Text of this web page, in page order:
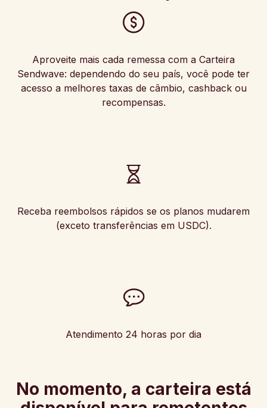
Aproveite mais cada remessa com a Carteira
Sendwave: dependendo do seu país, você pode ter
acesso a melhores taxas de câmbio, cashback ou
recompensas.
Receba reembolsos rápidos se os planos mudarem
(exceto transferências em USDC).
Atendimento 24 horas por dia
No momento, a carteira está